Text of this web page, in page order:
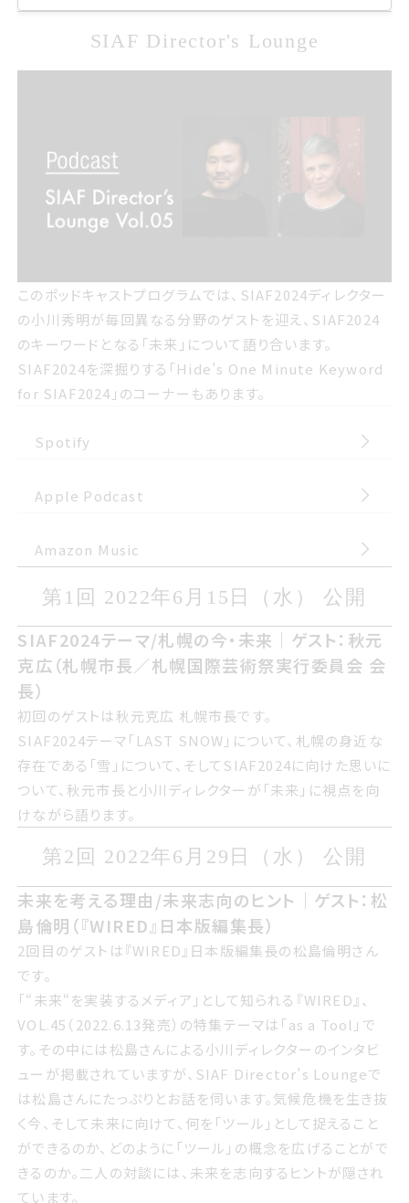
サイアフ Directors Lounge
SIAF Director's Lounge
このポッドキャストプログラムでは サイアフ2024ディレクタ
ーの小川秀明が毎回異なる分野のゲストを迎え サイアフ
2024のキーワードとなる未来について語り合います
サイアフ2024を深掘りするHide’s One Minute
このポッドキャストプログラムでは、SIAF2024ディレクター
の小川秀明が毎回異なる分野のゲストを迎え、SIAF2024
のキーワードとなる「未来」について語り合います。
SIAF2024を深掘りする「Hide’s One Minute Keyword
for SIAF2024」のコーナーもあります。
Spotify
Apple Podcast
Amazon Music
第1回 2022年ろくがつ15日すいよう
び 公開
第1回 2022年6月15日（水） 公開
サイアフ2024テーマ/札幌の今未来ゲスト秋元克
広札幌市長／札幌国際げいじゅつさい実行委員
会 会長
SIAF2024テーマ/札幌の今・未来｜ゲスト：秋元
克広（札幌市長／札幌国際芸術祭実行委員会 会
長）
初回のゲストは秋元克広 札幌市長です
サイアフ2024テーマLAST SNOWについて 札幌の身近な
存在である雪について そしてサイアフ2024に向けた思いに
ついて 秋元市長と小川ディレクターが未来に視点を向けな
初回のゲストは秋元克広 札幌市長です。
SIAF2024テーマ「LAST SNOW」について、札幌の身近な
存在である「雪」について、そしてSIAF2024に向けた思いに
ついて、秋元市長と小川ディレクターが「未来」に視点を向
けながら語ります。
第2回 2022年ろくがつ29日すいよう
び 公開
第2回 2022年6月29日（水） 公開
未来を考える理由/未来志向のヒントゲスト松島
倫明WIRED日本版編集長
未来を考える理由/未来志向のヒント｜ゲスト：松
島倫明（『WIRED』日本版編集長）
2回目のゲストはWIRED日本版編集長の松島倫明さんです
“未来“を実装するメディアとして知られるWIRED
VOL.452022.6.13発売の特集テーマはas a Toolです その
中には松島さんによる小川ディレクターのインタビューが掲
載されていますが サイアフ Director’s Loungeでは松島
さんにたっぷりとお話を伺います 気候危機を生き抜く今 そ
して未来に向けて 何をツールとして捉えることができるの
か どのようにツールの概念を広げることができるのか 二人
の対談には 未来を志向するヒントが隠されています
2回目のゲストは『WIRED』日本版編集長の松島倫明さん
です。
「“未来“を実装するメディア」として知られる『WIRED』、
VOL.45（2022.6.13発売）の特集テーマは「as a Tool」で
す。その中には松島さんによる小川ディレクターのインタビ
ューが掲載されていますが、SIAF Director’s Loungeで
は松島さんにたっぷりとお話を伺います。気候危機を生き抜
く今、そして未来に向けて、何を「ツール」として捉えること
ができるのか、どのように「ツール」の概念を広げることがで
きるのか。二人の対談には、未来を志向するヒントが隠され
ています。